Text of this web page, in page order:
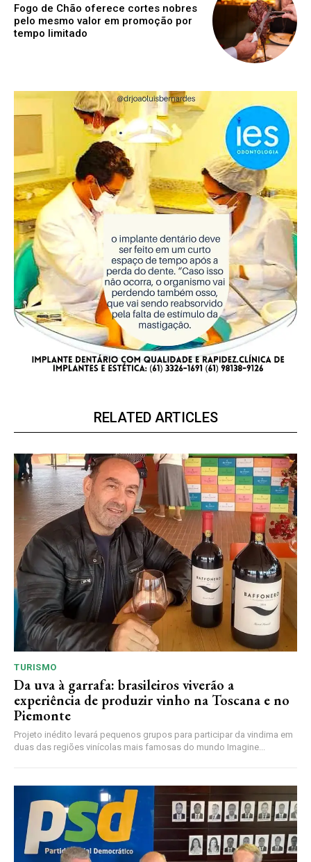
Fogo de Chão oferece cortes nobres
pelo mesmo valor em promoção por
tempo limitado
RELATED ARTICLES
TURISMO
Da uva à garrafa: brasileiros viverão a
experiência de produzir vinho na Toscana e no
Piemonte
Projeto inédito levará pequenos grupos para participar da vindima em
duas das regiões vinícolas mais famosas do mundo Imagine...